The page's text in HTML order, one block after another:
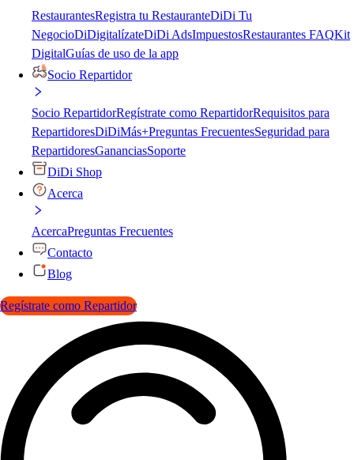
RestaurantesRegistra tu RestauranteDiDi Tu
NegocioDiDigitalízateDiDi AdsImpuestosRestaurantes FAQKit
DigitalGuías de uso de la app
Socio Repartidor
Socio RepartidorRegístrate como RepartidorRequisitos para
RepartidoresDiDiMás+Preguntas FrecuentesSeguridad para
RepartidoresGananciasSoporte
DiDi Shop
Acerca
AcercaPreguntas Frecuentes
Contacto
Blog
Regístrate como Repartidor